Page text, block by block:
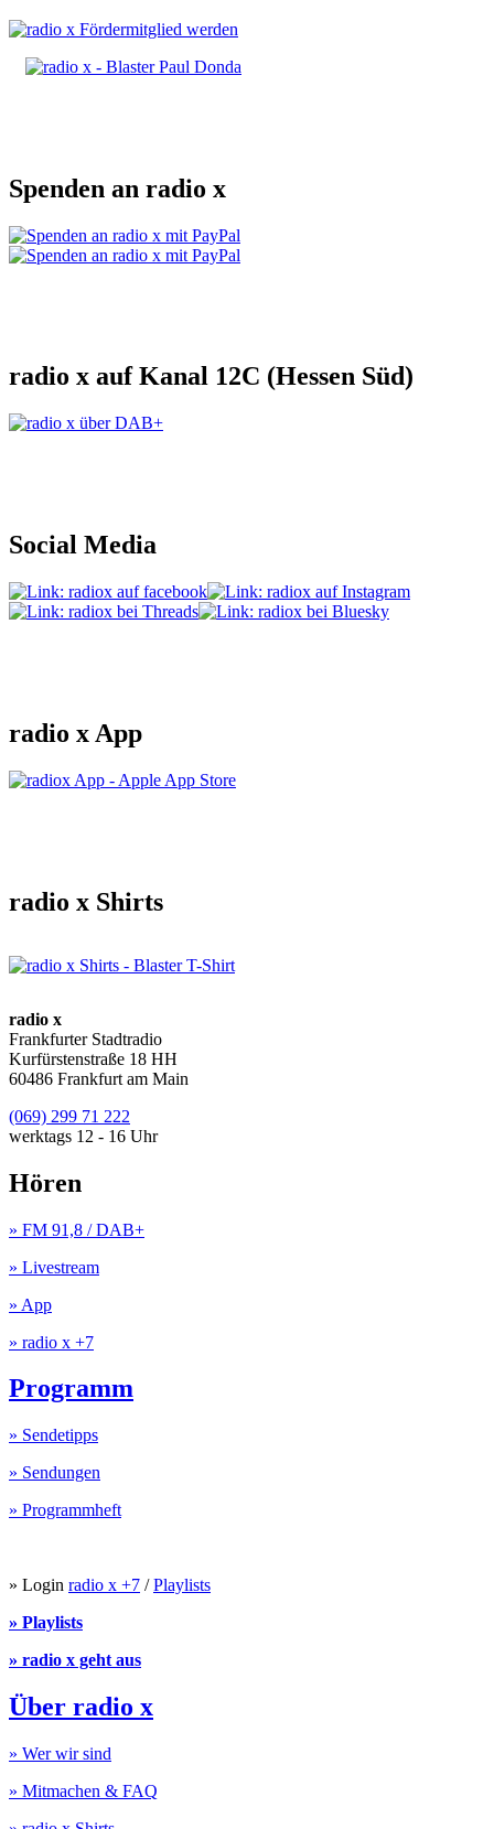
Spenden an radio x
radio x auf Kanal 12C (Hessen Süd)
Social Media
radio x App
radio x Shirts
radio x
Frankfurter Stadtradio
Kurfürstenstraße 18 HH
60486 Frankfurt am Main
(069) 299 71 222
werktags 12 - 16 Uhr
Hören
» FM 91,8 / DAB+
» Livestream
» App
» radio x +7
Programm
» Sendetipps
» Sendungen
» Programmheft
» Login radio x +7 /Playlists
» Playlists
» radio x geht aus
Über radio x
» Wer wir sind
» Mitmachen & FAQ